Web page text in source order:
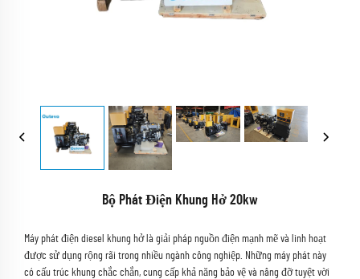
Bộ Phát Điện Khung Hở 20kw
Máy phát điện diesel khung hở là giải pháp nguồn điện mạnh mẽ và linh hoạt
được sử dụng rộng rãi trong nhiều ngành công nghiệp. Những máy phát này
có cấu trúc khung chắc chắn, cung cấp khả năng bảo vệ và nâng đỡ tuyệt vời